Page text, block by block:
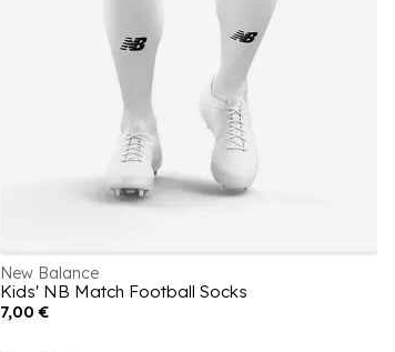
New Balance
Kids' NB Match Football Socks
7,00 €